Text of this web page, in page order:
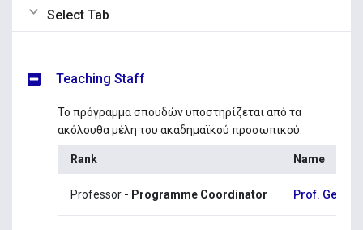
Select Tab
Teaching Staff
Το πρόγραμμα σπουδών υποστηρίζεται από τα
ακόλουθα μέλη του ακαδημαϊκού προσωπικού:
Rank Name
Professor- Programme Coordinator Prof.